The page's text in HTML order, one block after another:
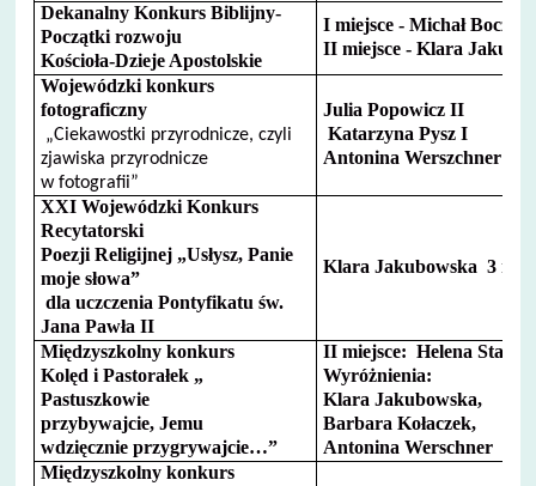
Dekanalny Konkurs Biblijny-
Początki rozwoju
Kościoła-Dzieje Apostolskie
I miejsce - Michał
II miejsce - Klara
Wojewódzki konkurs
fotograficzny
„Ciekawostki przyrodnicze, czyli
zjawiska przyrodnicze
w fotografii”
Julia Popowicz II
Katarzyna Pysz I
Antonina Werszchner II
XXI Wojewódzki Konkurs
Recytatorski
Poezji Religijnej „Usłysz, Panie
moje słowa”
dla uczczenia Pontyfikatu św.
Jana Pawła II
Klara Jakubowska 3
Międzyszkolny konkurs
Kolęd i Pastorałek „
Pastuszkowie
przybywajcie, Jemu
wdzięcznie przygrywajcie…”
II miejsce: Helena
Wyróżnienia:
Klara Jakubowska,
Barbara Kołaczek,
Antonina Werschner
Międzyszkolny konkurs